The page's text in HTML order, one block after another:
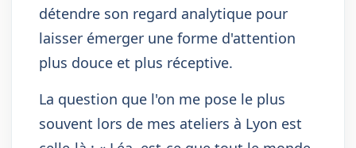
détendre son regard analytique pour
laisser émerger une forme d'attention
plus douce et plus réceptive.
La question que l'on me pose le plus
souvent lors de mes ateliers à Lyon est